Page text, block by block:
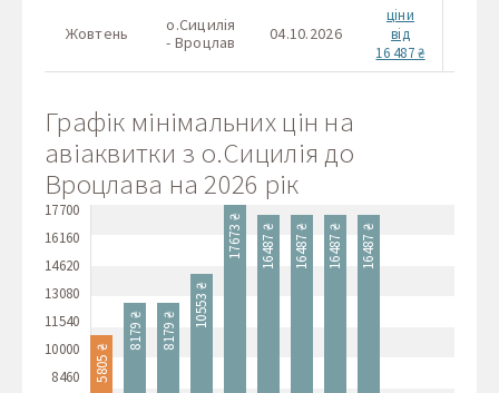
Жовтень
о.Сицилія
- Вроцлав
04.10.2026
ціни
від
16 487 ₴
Графік мінімальних цін на
авіаквитки з о.Сицилія до
Вроцлава на 2026 рік
17700
16160
14620
13080
11540
10000
8460
5805 ₴
8179 ₴ 8179 ₴
10553 ₴
17673 ₴ 16487 ₴ 16487 ₴ 16487 ₴ 16487 ₴